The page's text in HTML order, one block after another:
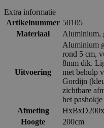
Extra informatie
Artikelnummer 50105
Materiaal
Aluminium,
Uitvoering
Aluminium
rond 5 cm,
8mm dik.
met behulp
Gordijn
zichtbare
het
Afmeting
Hoogte
200cm